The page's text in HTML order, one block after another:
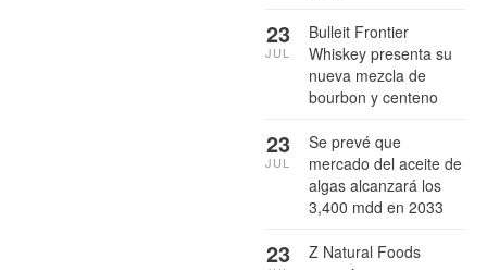
Bulleit Frontier
Whiskey presenta su
nueva mezcla de
bourbon y centeno
23
JUL
Se prevé que
mercado del aceite de
algas alcanzará los
3,400 mdd en 2033
23
JUL
Z Natural Foods
23